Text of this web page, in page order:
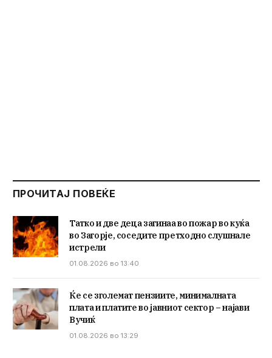
ПРОЧИТАЈ ПОВЕЌЕ
Татко и две деца загинаа во пожар во куќа
во Загорје, соседите претходно слушнале
истрели
01.08.2026 во 13:40
Ќе се зголемат пензиите, минималната
плата и платите во јавниот сектор – најави
Вучиќ
01.08.2026 во 13:29